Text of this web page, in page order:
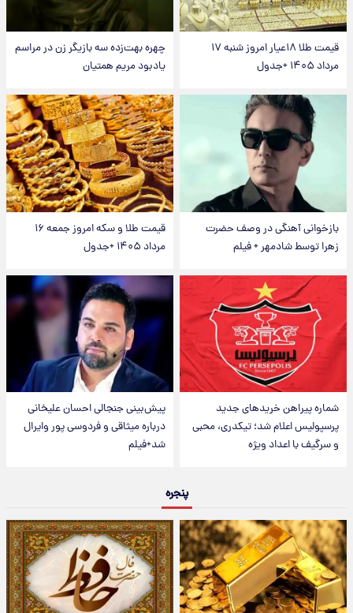
قیمت طلا ۱۸عیار امروز شنبه ۱۷
مرداد ۱۴۰۵ +جدول
چهره بهت‌زده سه بازیگر زن در مراسم
یادبود مریم همتیان
بازخوانی آهنگی در وصف حضرت
زهرا توسط شادمهر + فیلم
قیمت طلا و سکه امروز جمعه ۱۶
مرداد ۱۴۰۵ +جدول
شماره پیراهن خریدهای جدید
پرسپولیس اعلام شد؛ تیکدری، محبی
و سرگیف با اعداد ویژه
پیش‌بینی جنجالی احسان علیخانی
درباره میثاقی و فردوسی پور وایرال
شد+فیلم
پنجره